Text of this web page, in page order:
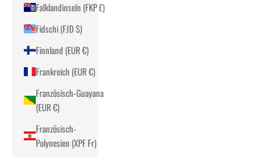
Falklandinseln (FKP £)
Fidschi (FJD $)
Finnland (EUR €)
Frankreich (EUR €)
Französisch-Guayana
(EUR €)
Französisch-
Polynesien (XPF Fr)